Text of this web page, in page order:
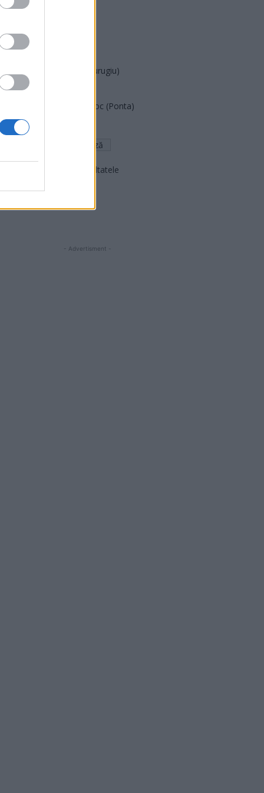
PNȚCD (Pavelescu)
PNCR (Terheș)
Partidul Patrioților (Surugiu)
FAR (Coarnă)
România pe Primul Loc (Ponta)
Altul
Arată rezultatele
- Advertisment -